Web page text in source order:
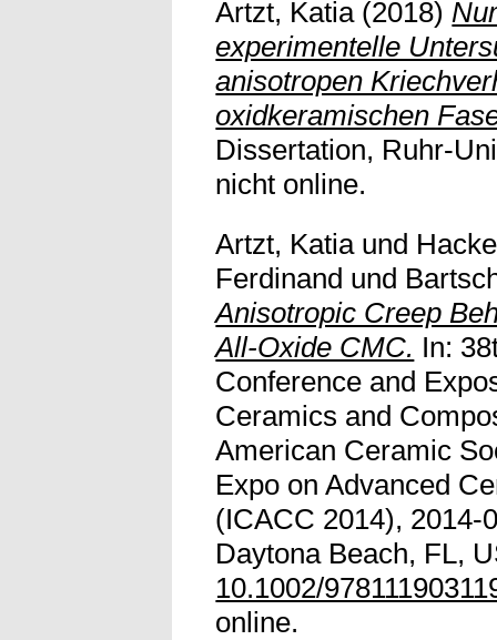
Artzt, Katia(2018)
experimentelle
anisotropen
oxidkeramischen
Dissertation, Ruhr-
nicht online.
Artzt, Katiaund
Ferdinand und
Anisotropic Creep
All-Oxide CMC. In:
Conference and
Ceramics and
American Ceramic
Expo on Advanced
(ICACC 2014), 2014-
Daytona Beach, FL,
10.1002/
online.